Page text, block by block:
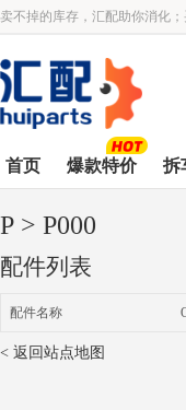
卖不掉的库存，汇配助你消化
首页 爆款特价 拆
P > P000
配件列表
配件名称
< 返回站点地图